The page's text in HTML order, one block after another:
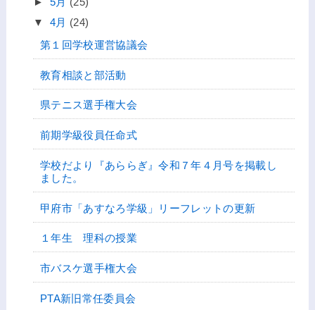
▼ 4月 (24)
第１回学校運営協議会
教育相談と部活動
県テニス選手権大会
前期学級役員任命式
学校だより『あららぎ』令和７年４月号を掲載し
ました。
甲府市「あすなろ学級」リーフレットの更新
１年生 理科の授業
市バスケ選手権大会
PTA新旧常任委員会